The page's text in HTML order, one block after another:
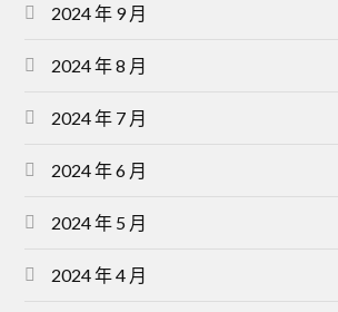
2024 年 9 月
2024 年 8 月
2024 年 7 月
2024 年 6 月
2024 年 5 月
2024 年 4 月